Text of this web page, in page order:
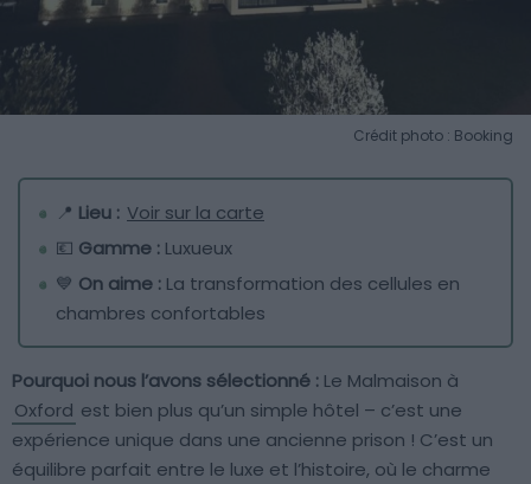
Crédit photo : Booking
📍 Lieu : Voir sur la carte
💶 Gamme : Luxueux
💙 On aime : La transformation des cellules en
chambres confortables
Pourquoi nous l’avons sélectionné : Le Malmaison à
Oxford est bien plus qu’un simple hôtel – c’est une
expérience unique dans une ancienne prison ! C’est un
équilibre parfait entre le luxe et l’histoire, où le charme